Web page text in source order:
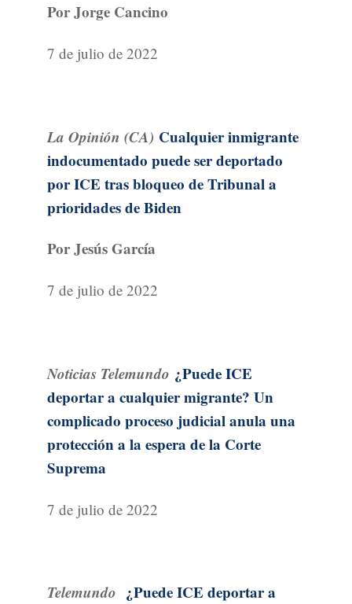
Por Jorge Cancino
7 de julio de 2022
La Opinión (CA) Cualquier inmigrante
indocumentado puede ser deportado
por ICE tras bloqueo de Tribunal a
prioridades de Biden
Por Jesús García
7 de julio de 2022
Noticias Telemundo ¿Puede ICE
deportar a cualquier migrante? Un
complicado proceso judicial anula una
protección a la espera de la Corte
Suprema
7 de julio de 2022
Telemundo ¿Puede ICE deportar a